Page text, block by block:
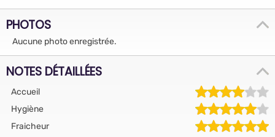
PHOTOS
Aucune photo enregistrée.
NOTES DÉTAILLÉES
Accueil
Hygiène
Fraicheur